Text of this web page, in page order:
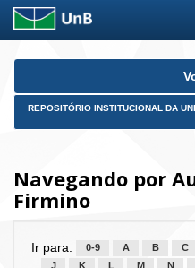
Skip
REPOSITÓRIO INSTITUCIONAL DA
Navegando por
Firmino
Ir para: 0-9 A B C
J
K L M N